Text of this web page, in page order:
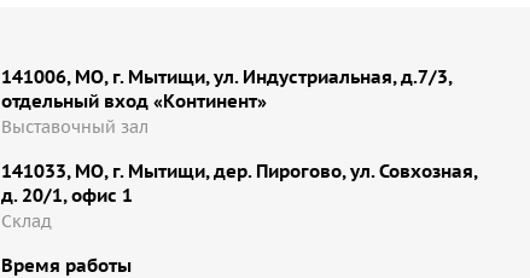
141006, МО, г. Мытищи, ул. Индустриальная, д.7/3,
отдельный вход «Континент»
Выставочный зал
141033, МО, г. Мытищи, дер. Пирогово, ул. Совхозная,
д. 20/1, офис 1
Cклад
Время работы